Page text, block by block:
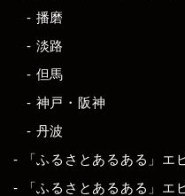
- 播磨
- 淡路
- 但馬
- 神戸・阪神
- 丹波
- 「ふるさとあるある」エ
- 「ふるさとあるある」エ